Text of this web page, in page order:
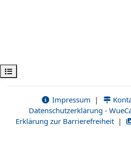
Открыть оглавление курса
Impressum |
Datenschutzerklärung -
Erklärung zur Barrierefreiheit |